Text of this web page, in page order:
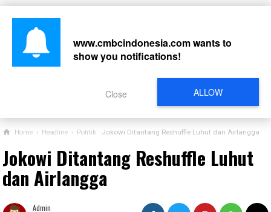
Home › Headline › Politik Jokowi Ditantang Reshuffle Luhut dan Airlangga
Jokowi Ditantang Reshuffle Luhut
dan Airlangga
Admin
www.cmbcindonesia.comwants to
show you notifications!
ALLOW
Close